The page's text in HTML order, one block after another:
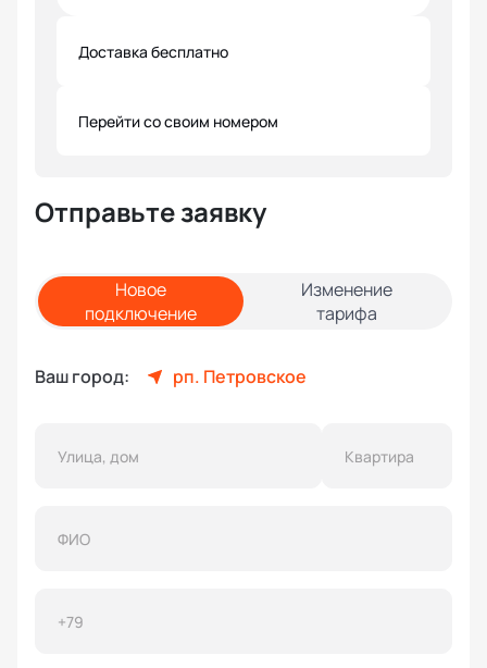
Доставка бесплатно
Перейти со своим номером
Отправьте заявку
Новое
подключение
Изменение
тарифа
Ваш город: рп. Петровское